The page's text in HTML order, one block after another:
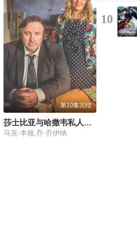
第10集完结
莎士比亚与哈撒韦私人调查员第三季
马克·本顿,乔·乔伊纳
10